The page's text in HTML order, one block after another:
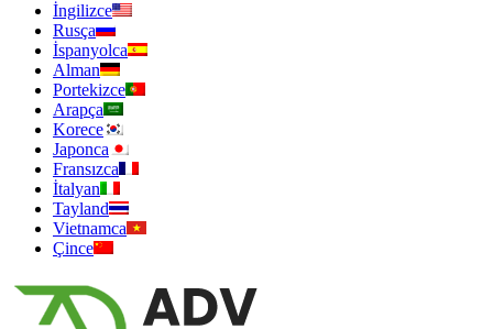
İngilizce
Rusça
İspanyolca
Alman
Portekizce
Arapça
Korece
Japonca
Fransızca
İtalyan
Tayland
Vietnamca
Çince